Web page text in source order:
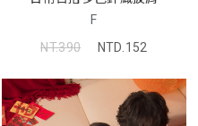
F
NT.390
NTD.152